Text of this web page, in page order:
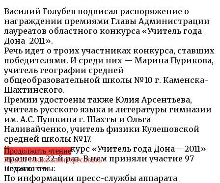
Василий Голубев подписал распоряжение о
награждении премиями Главы Администрации
лауреатов областного конкурса «Учитель года
Дона–2011».
Речь идет о троих участниках конкурса, ставших
победителями. И среди них — Марина Пурикова,
учитель географии средней
общеобразовательной школы №10 г. Каменска-
Шахтинского.
Премии удостоены также Юлия Арсентьева,
учитель русского языка и литературы гимназии
им. А.С. Пушкина г. Шахты и Ольга
Наливайченко, учитель физики Кулешовской
средней школы №17.
В этом году конкурс «Учитель года Дона – 2011»
прошел в 22-й раз. В нем приняли участие 97
педагогов.
По информации пресс-службы аппарата
Продолжить чтение
Может также заинтересовать
Похожие темы: